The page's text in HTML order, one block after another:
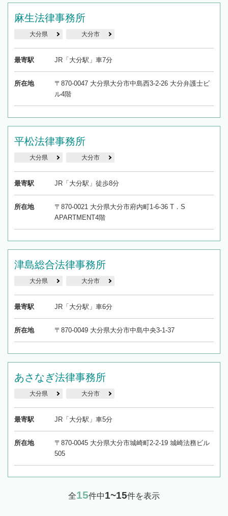
麻生法律事務所
大分県 大分市
最寄駅 JR「大分駅」車7分
所在地
〒870-0047 大分県大分市中島西3-2-26 大分弁護士ビ
ル4階
平松法律事務所
大分県 大分市
最寄駅 JR「大分駅」徒歩8分
所在地
〒870-0021 大分県大分市府内町1-6-36 T．S
APARTMENT4階
津島総合法律事務所
大分県 大分市
最寄駅 JR「大分駅」車6分
所在地 〒870-0049 大分県大分市中島中央3-1-37
あさなぎ法律事務所
大分県 大分市
最寄駅 JR「大分駅」車5分
所在地
〒870-0045 大分県大分市城崎町2-2-19 城崎法務ビル
505
全15件中1~15件を表示